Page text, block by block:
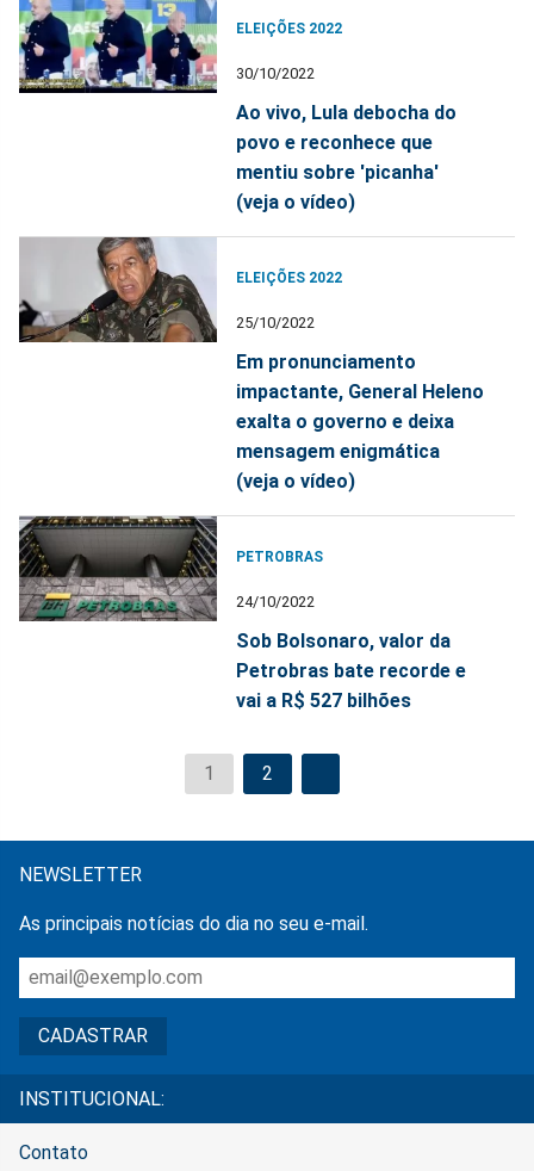
ELEIÇÕES 2022
30/10/2022
Ao vivo, Lula debocha do
povo e reconhece que
mentiu sobre 'picanha'
(veja o vídeo)
ELEIÇÕES 2022
25/10/2022
Em pronunciamento
impactante, General Heleno
exalta o governo e deixa
mensagem enigmática
(veja o vídeo)
PETROBRAS
24/10/2022
Sob Bolsonaro, valor da
Petrobras bate recorde e
vai a R$ 527 bilhões
1 2
NEWSLETTER
As principais notícias do dia no seu e-mail.
INSTITUCIONAL:
Contato